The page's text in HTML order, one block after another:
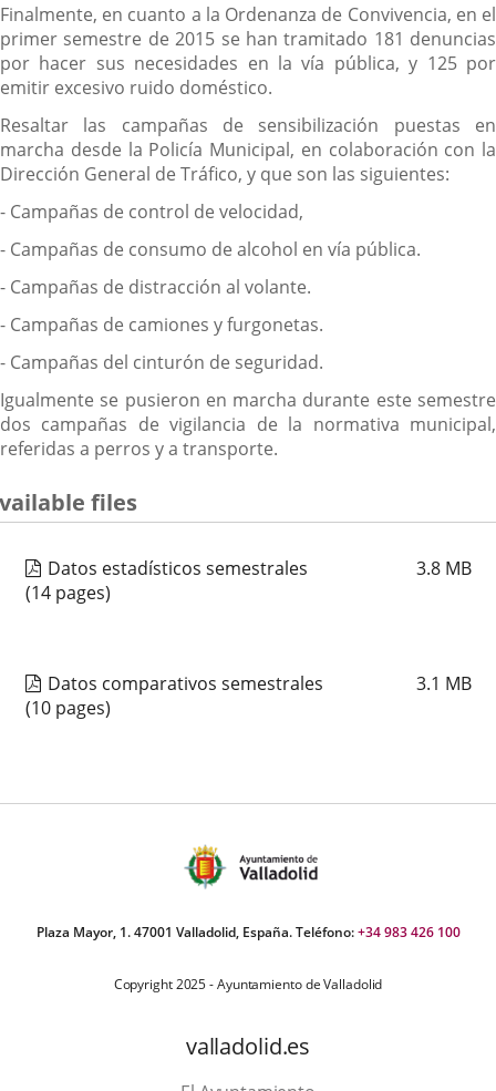
Finalmente, en cuanto a la Ordenanza de Convivencia, en el
primer semestre de 2015 se han tramitado 181 denuncias
por hacer sus necesidades en la vía pública, y 125 por
emitir excesivo ruido doméstico.
Resaltar las campañas de sensibilización puestas en
marcha desde la Policía Municipal, en colaboración con la
Dirección General de Tráfico, y que son las siguientes:
- Campañas de control de velocidad,
- Campañas de consumo de alcohol en vía pública.
- Campañas de distracción al volante.
- Campañas de camiones y furgonetas.
- Campañas del cinturón de seguridad.
Igualmente se pusieron en marcha durante este semestre
dos campañas de vigilancia de la normativa municipal,
referidas a perros y a transporte.
files
Datos estadísticos semestrales 3.8 MB
(14 pages)
Datos comparativos semestrales 3.1 MB
(10 pages)
Plaza Mayor, 1. 47001 Valladolid, España. Teléfono:+34 983 426 100
Copyright 2025 - Ayuntamiento de Valladolid
valladolid.es